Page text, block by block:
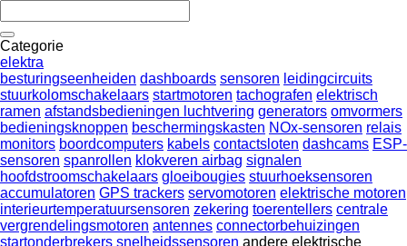
Categorie
elektra
besturingseenheiden dashboards sensoren leidingcircuits
stuurkolomschakelaars startmotoren tachografen elektrisch
ramen afstandsbedieningen luchtvering generators omvormers
bedieningsknoppen beschermingskasten NOx-sensoren relais
monitors boordcomputers kabels contactsloten dashcams ESP-
sensoren spanrollen klokveren airbag signalen
hoofdstroomschakelaars gloeibougies stuurhoeksensoren
accumulatoren GPS trackers servomotoren elektrische motoren
interieurtemperatuursensoren zekering toerentellers centrale
vergrendelingsmotoren antennes connectorbehuizingen
startonderbrekers snelheidssensoren andere elektrische